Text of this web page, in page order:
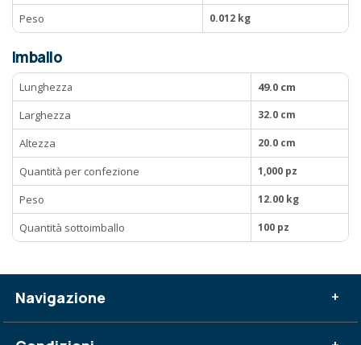
Peso 0.012 kg
Imballo
Lunghezza
49.0 cm
Larghezza
32.0 cm
Altezza 20.0 cm
Quantità per confezione 1,000 pz
Peso 12.00 kg
Quantità sottoimballo 100 pz
Navigazione +